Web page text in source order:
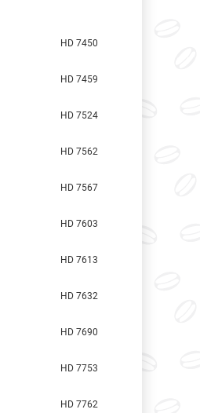
HD 7450
HD 7459
HD 7524
HD 7562
HD 7567
HD 7603
HD 7613
HD 7632
HD 7690
HD 7753
HD 7762